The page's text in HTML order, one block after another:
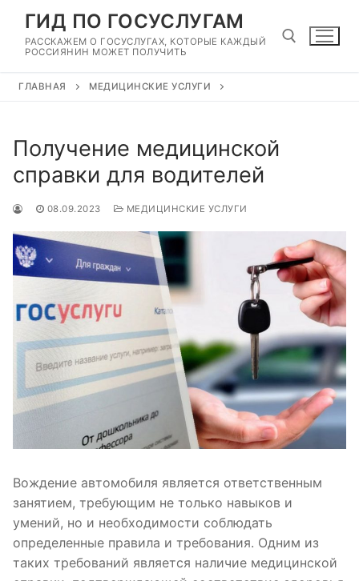
Перейти
содержимому
ГИД ПО ГОСУСЛУГАМ
РАССКАЖЕМ О ГОСУСЛУГАХ, КОТОРЫЕ КАЖДЫЙ
РОССИЯНИН МОЖЕТ ПОЛУЧИТЬ
ГЛАВНАЯ МЕДИЦИНСКИЕ УСЛУГИ
Получение медицинской
справки для водителей
08.09.2023 МЕДИЦИНСКИЕ УСЛУГИ
Вождение автомобиля является ответственным
занятием, требующим не только навыков и
умений, но и необходимости соблюдать
определенные правила и требования. Одним из
таких требований является наличие медицинской